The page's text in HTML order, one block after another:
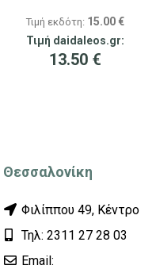
Τιμή εκδότη: 15.00 €
Τιμή daidaleos.gr:
13.50 €
Θεσσαλονίκη
Φιλίππου 49, Κέντρο
Τηλ: 2311 27 28 03
Εmail: